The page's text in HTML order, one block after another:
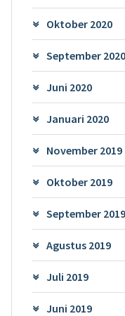
Oktober 2020
September 2020
Juni 2020
Januari 2020
November 2019
Oktober 2019
September 2019
Agustus 2019
Juli 2019
Juni 2019